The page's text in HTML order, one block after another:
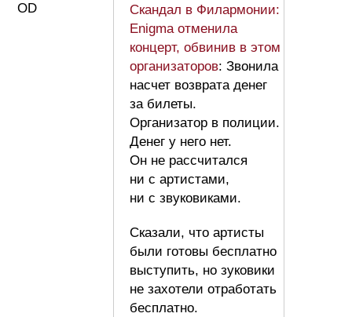
OD
Скандал в Филармонии:
Enigma отменила
концерт, обвинив в этом
организаторов: Звонила
насчет возврата денег
за билеты.
Организатор в полиции.
Денег у него нет.
Он не рассчитался
ни с артистами,
ни с звуковиками.
Сказали, что артисты
были готовы бесплатно
выступить, но зуковики
не захотели отработать
бесплатно.